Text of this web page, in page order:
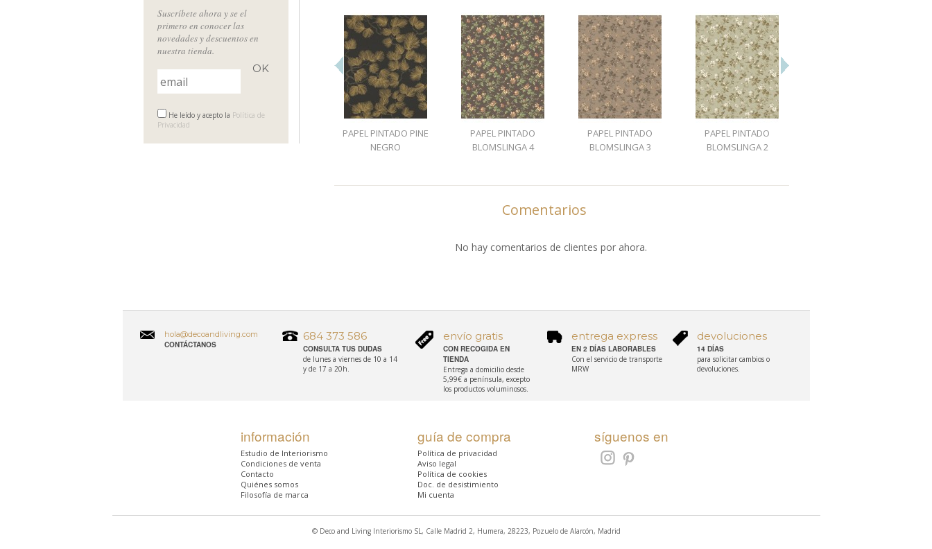
Suscríbete ahora y se el
primero en conocer las
novedades y descuentos en
nuestra tienda.
He leído y acepto la Política de
Privacidad
PAPEL PINTADO PINE
NEGRO
PAPEL PINTADO
BLOMSLINGA 4
PAPEL PINTADO
BLOMSLINGA 3
PAPEL PINTADO
BLOMSLINGA 2
Comentarios
No hay comentarios de clientes por ahora.
hola@decoandliving.com
CONTÁCTANOS
684 373 586
CONSULTA TUS DUDAS
de lunes a viernes de 10 a 14
y de 17 a 20h.
envío gratis
CON RECOGIDA EN
TIENDA
Entrega a domicilio desde
5,99€ a península, excepto
los productos voluminosos.
entrega express
EN 2 DÍAS LABORABLES
Con el servicio de transporte
MRW
devoluciones
14 DÍAS
para solicitar cambios o
devoluciones.
información
Estudio de Interiorismo
Condiciones de venta
Contacto
Quiénes somos
Filosofía de marca
guía de compra
Política de privacidad
Aviso legal
Política de cookies
Doc. de desistimiento
Mi cuenta
síguenos en
© Deco and Living Interiorismo SL, Calle Madrid 2, Humera, 28223, Pozuelo de Alarcón, Madrid